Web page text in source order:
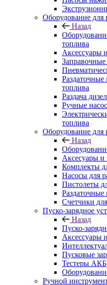
Оборудование для
Назад
топлива
Аксессуары
Раздаточные
топлива
Раздача
Ручные
топлива
Оборудование для
Назад
Аксесуары и
Комплекты
Насосы для
Пистолеты
Раздаточные
Счетчики
Пуско-зарядное
Назад
Пуско-
Аксессуары
Пусковые
Тестеры АКБ
Ручной